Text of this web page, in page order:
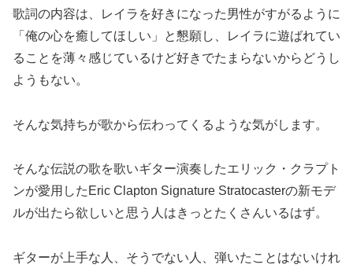
歌詞の内容は、レイラを好きになった男性がすがるように
「俺の心を癒してほしい」と懇願し、レイラに遊ばれてい
ることを薄々感じているけど好きでたまらないからどうし
ようもない。
そんな気持ちが歌から伝わってくるような気がします。
そんな伝説の歌を歌いギター演奏したエリック・クラプト
ンが愛用したEric Clapton Signature Stratocasterの新モデ
ルが出たら欲しいと思う人はきっとたくさんいるはず。
ギターが上手な人、そうでない人、弾いたことはないけれ